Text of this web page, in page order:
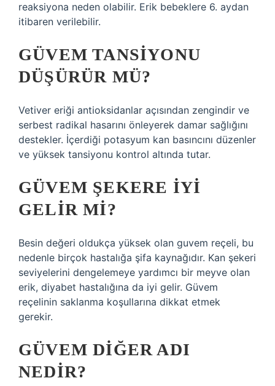
reaksiyona neden olabilir. Erik bebeklere 6. aydan
itibaren verilebilir.
GÜVEM TANSIYONU
DÜŞÜRÜR MÜ?
Vetiver eriği antioksidanlar açısından zengindir ve
serbest radikal hasarını önleyerek damar sağlığını
destekler. İçerdiği potasyum kan basıncını düzenler
ve yüksek tansiyonu kontrol altında tutar.
GÜVEM ŞEKERE IYI
GELIR MI?
Besin değeri oldukça yüksek olan guvem reçeli, bu
nedenle birçok hastalığa şifa kaynağıdır. Kan şekeri
seviyelerini dengelemeye yardımcı bir meyve olan
erik, diyabet hastalığına da iyi gelir. Güvem
reçelinin saklanma koşullarına dikkat etmek
gerekir.
GÜVEM DIĞER ADI
NEDIR?